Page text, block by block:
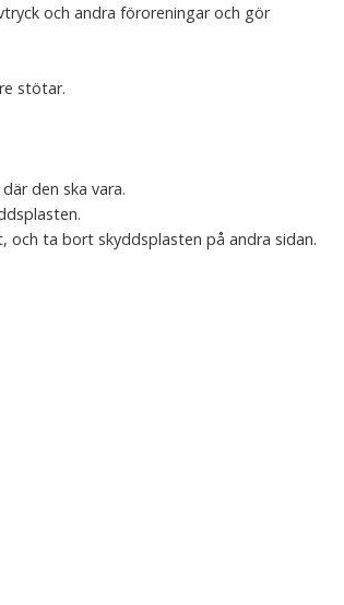
och andra föroreningar och gör
stötar.
den ska vara.
och ta bort skyddsplasten på andra sidan.